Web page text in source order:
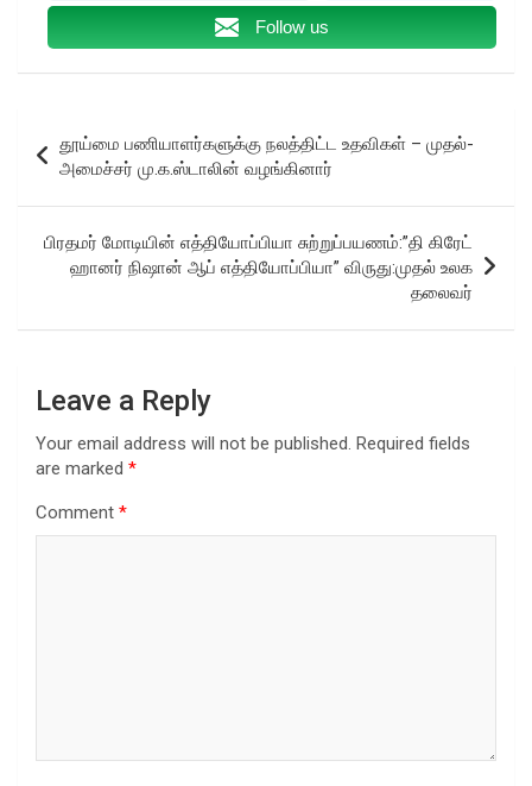
Follow us
navigation
தூய்மை பணியாளர்களுக்கு நலத்திட்ட உதவிகள் – முதல்-
அமைச்சர் மு.க.ஸ்டாலின் வழங்கினார்
பிரதமர் மோடியின் எத்தியோப்பியா சுற்றுப்பயணம்:”தி கிரேட்
ஹானர் நிஷான் ஆப் எத்தியோப்பியா” விருது:முதல் உலக
தலைவர்
Leave a Reply
Your email address will not be published. Required fields
are marked *
Comment *